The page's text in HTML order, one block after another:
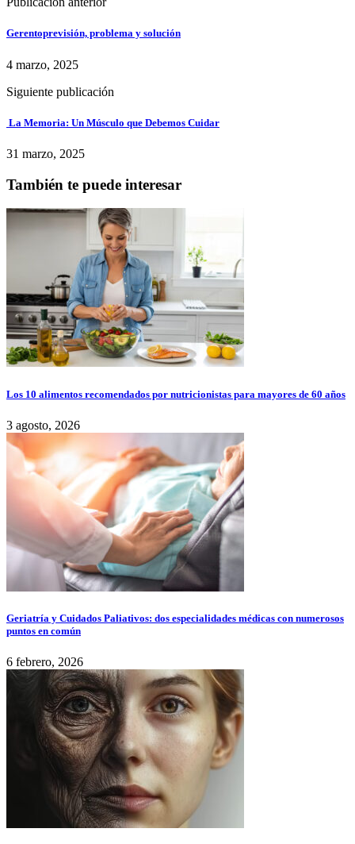
Gerentoprevisión, problema y solución
4 marzo, 2025
Siguiente publicación
La Memoria: Un Músculo que Debemos Cuidar
31 marzo, 2025
También te puede interesar
Los 10 alimentos recomendados por nutricionistas para mayores de 60 años
3 agosto, 2026
Geriatría y Cuidados Paliativos: dos especialidades médicas con numerosos
puntos en común
6 febrero, 2026